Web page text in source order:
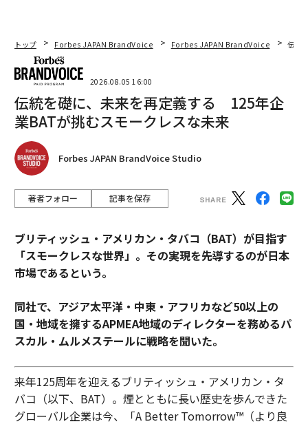
トップ Forbes JAPAN BrandVoice Forbes JAPAN BrandVoice 伝統
2026.08.05 16:00
伝統を礎に、未来を再定義する 125年企
業BATが挑むスモークレスな未来
Forbes JAPAN BrandVoice Studio
著者フォロー 記事を保存
ブリティッシュ・アメリカン・タバコ（BAT）が目指す
「スモークレスな世界」。その実現を先導するのが日本
市場であるという。
同社で、アジア太平洋・中東・アフリカなど50以上の
国・地域を擁するAPMEA地域のディレクターを務めるパ
スカル・ムルメステールに戦略を聞いた。
来年125周年を迎えるブリティッシュ・アメリカン・タ
バコ（以下、BAT）。煙とともに長い歴史を歩んできた
グローバル企業は今、「A Better Tomorrow™（より良